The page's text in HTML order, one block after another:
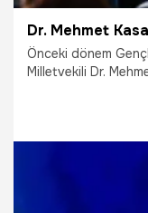
Önceki dönem
Milletvekili Dr.